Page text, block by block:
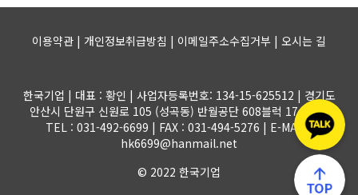
이용약관 | 개인정보취급방침 | 이메일주소수집거부 | 오시는 길
한국기업 | 대표 : 황인 | 사업자등록번호: 134-15-625512 | 경기도
안산시 단원구 신원로 105 (성곡동) 반월공단 608블럭 17-1롯트
TEL : 031-492-6699 | FAX : 031-494-5276 | E-MAIL :
hk6699@hanmail.net
© 2022 한국기업